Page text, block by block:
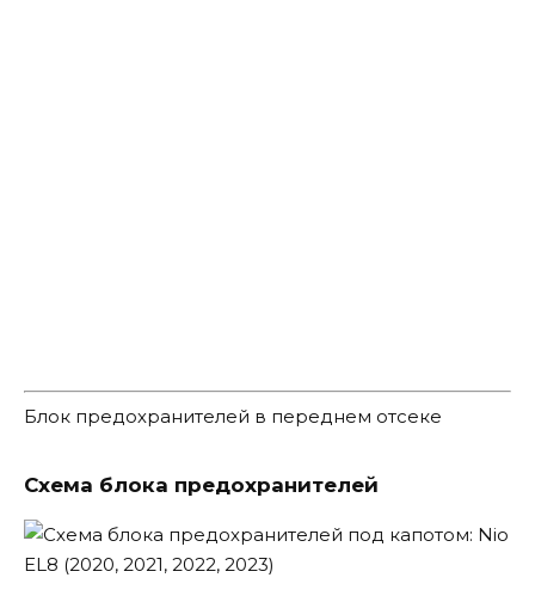
Блок предохранителей в переднем отсеке
Схема блока предохранителей